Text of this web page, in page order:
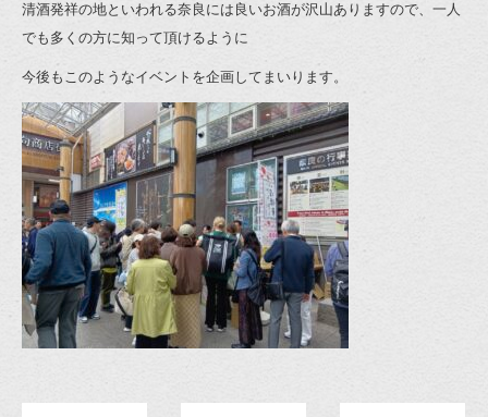
清酒発祥の地といわれる奈良には良いお酒が沢山ありますので、一人
でも多くの方に知って頂けるように
今後もこのようなイベントを企画してまいります。